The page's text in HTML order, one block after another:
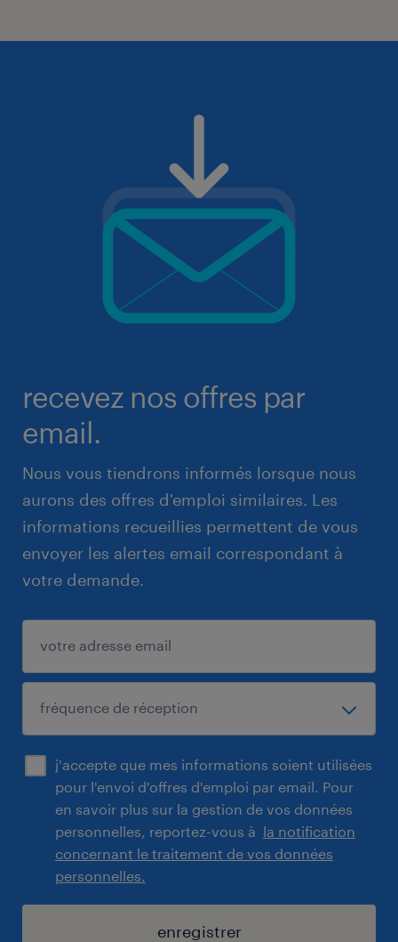
recevez nos offres par
email.
Nous vous tiendrons informés lorsque nous
aurons des offres d'emploi similaires. Les
informations recueillies permettent de vous
envoyer les alertes email correspondant à
votre demande.
j'accepte que mes informations soient utilisées
pour l'envoi d'offres d'emploi par email. Pour
en savoir plus sur la gestion de vos données
personnelles, reportez-vous à la notification
concernant le traitement de vos données
personnelles.
enregistrer